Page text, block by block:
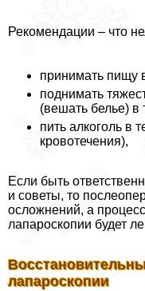
Рекомендации – что
принимать пищу
поднимать
(вешать белье) в
пить алкоголь в
кровотечения),
Если быть
и советы, то
осложнений, а
лапароскопии будет
лапароскопии